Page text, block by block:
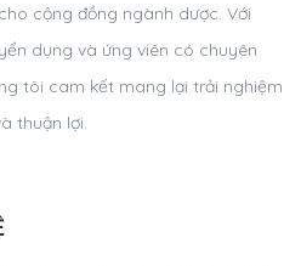
cộng đồng ngành dược. Với
dụng và ứng viên có chuyên
tôi cam kết mang lại trải nghiệm
thuận lợi.